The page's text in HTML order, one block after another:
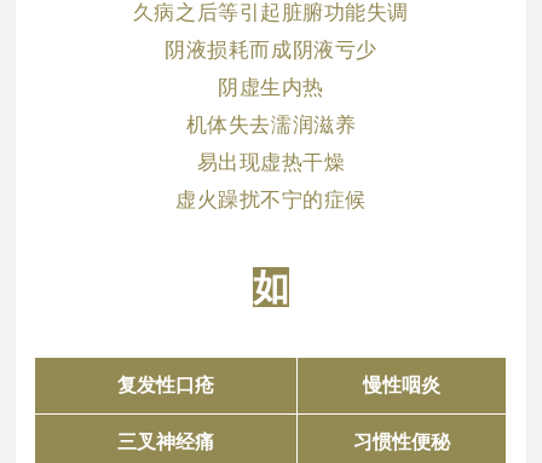
久病之后等引起脏腑功能失调
阴液损耗而成阴液亏少
阴虚生内热
机体失去濡润滋养
易出现虚热干燥
虚火躁扰不宁的症候
如
复发性口疮 慢性咽炎
三叉神经痛 习惯性便秘